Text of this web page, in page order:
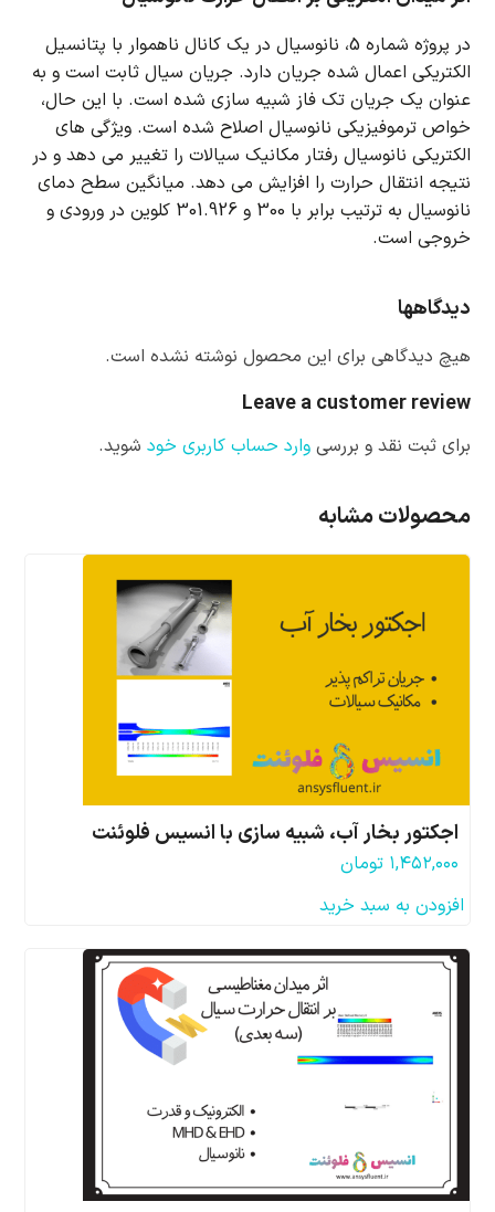
در پروژه شماره 5، نانوسیال در یک کانال ناهموار با پتانسیل
الکتریکی اعمال شده جریان دارد. جریان سیال ثابت است و به
عنوان یک جریان تک فاز شبیه سازی شده است. با این حال،
خواص ترموفیزیکی نانوسیال اصلاح شده است. ویژگی های
الکتریکی نانوسیال رفتار مکانیک سیالات را تغییر می دهد و در
نتیجه انتقال حرارت را افزایش می دهد. میانگین سطح دمای
نانوسیال به ترتیب برابر با 300 و 301.926 کلوین در ورودی و
خروجی است.
دیدگاهها
هیچ دیدگاهی برای این محصول نوشته نشده است.
Leave a customer review
برای ثبت نقد و بررسیوارد حساب کاربری خود شوید.
محصولات مشابه
اجکتور بخار آب، شبیه سازی با انسیس فلوئنت
۱,۴۵۲,۰۰۰ تومان
افزودن به سبد خرید